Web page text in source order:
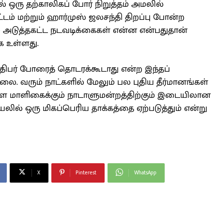
ஒரு தற்காலிகப் போர் நிறுத்தம் அமலில்
மற்றும் ஹார்முஸ் ஜலசந்தி திறப்பு போன்ற
அடுத்தகட்ட நடவடிக்கைகள் என்ன என்பதுதான்
உள்ளது.
போரைத் தொடரக்கூடாது என்ற இந்தப்
வரும் நாட்களில் மேலும் பல புதிய தீர்மானங்கள்
நாடாளுமன்றத்திற்கும் இடையிலான
ஒரு மிகப்பெரிய தாக்கத்தை ஏற்படுத்தும் என்று
X Pinterest WhatsApp